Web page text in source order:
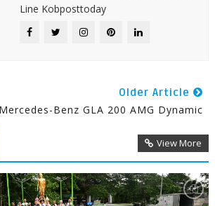
Line Kobposttoday
Older Article
Benz GLA 200 AMG Dynamic
View More